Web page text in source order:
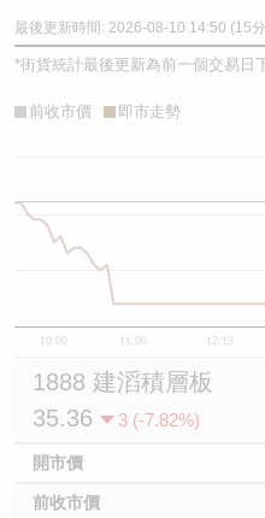
最後更新時間: 2026-08-10 14:50 (15
*街貨統計最後更新為前一個交易日
前收市價 即市走勢
10:00 11:00 12/13
1888 建滔積層板
35.36
3 (-7.82%)
開市價
前收市價